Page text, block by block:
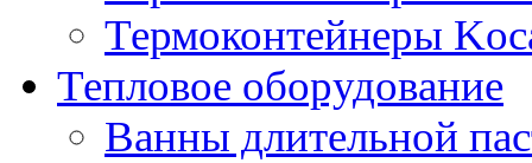
Термоконтейнеры
Тепловое оборудование
Ванны длительной